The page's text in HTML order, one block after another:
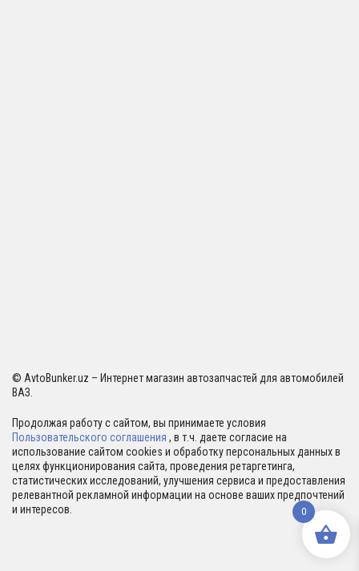
© AvtoBunker.uz – Интернет магазин автозапчастей для автомобилей
ВАЗ.
Продолжая работу с сайтом, вы принимаете условия
Пользовательского соглашения , в т.ч. даете согласие на
использование сайтом cookies и обработку персональных данных в
целях функционирования сайта, проведения ретаргетинга,
статистических исследований, улучшения сервиса и предоставления
релевантной рекламной информации на основе ваших предпочтений
и интересов.
0